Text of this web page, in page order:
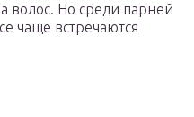
волос. Но среди парней
чаще встречаются